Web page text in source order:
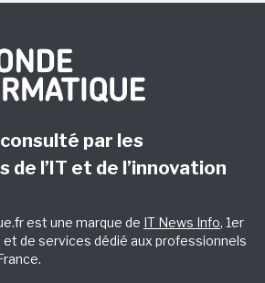
par les
l’IT et de l’innovation
est une marque de IT News Info, 1er
de services dédié aux professionnels